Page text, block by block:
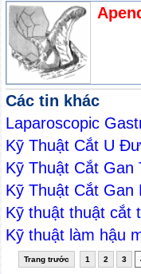
Các tin khác
Laparoscopic
Kỹ Thuật Cắt U
Kỹ Thuật Cắt Gan
Kỹ Thuật Cắt Gan
Kỹ thuật thuật cắt
Kỹ thuật làm hậu
Trang trước 1 2 3